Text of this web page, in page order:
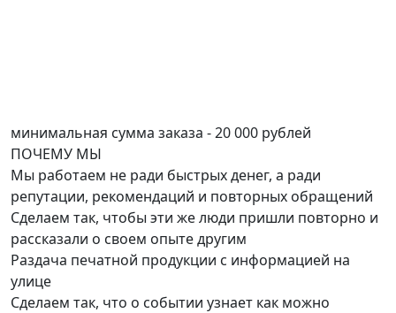
минимальная сумма заказа - 20 000 рублей
ПОЧЕМУ МЫ
Мы работаем не ради быстрых денег, а ради
репутации, рекомендаций и повторных обращений
Сделаем так, чтобы эти же люди пришли повторно и
рассказали о своем опыте другим
Раздача печатной продукции с информацией на
улице
Сделаем так, что о событии узнает как можно